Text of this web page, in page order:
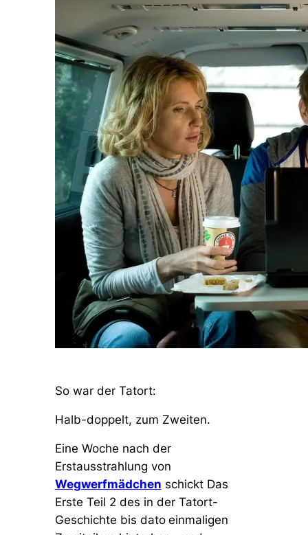
So war der Tatort:
Halb-doppelt, zum Zweiten.
Eine Woche nach der
Erstausstrahlung von
Wegwerfmädchen schickt Das
Erste Teil 2 des in der Tatort-
Geschichte bis dato einmaligen